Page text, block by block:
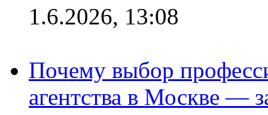
1.6.2026, 13:08
Почему выбор
агентства в Москве —